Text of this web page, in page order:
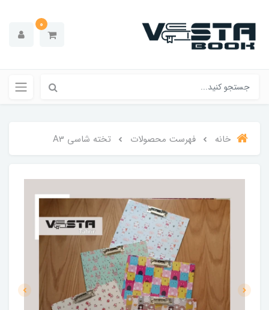
0
خانه فهرست محصولات تخته شاسی A3